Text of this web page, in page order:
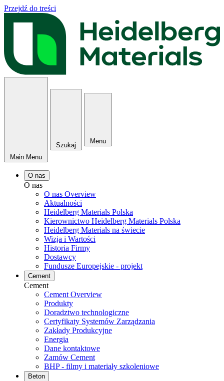
Przejdź do treści
Main Menu
Szukaj
Menu
O nas
O nas
O nas Overview
Aktualności
Heidelberg Materials Polska
Kierownictwo Heidelberg Materials Polska
Heidelberg Materials na świecie
Wizja i Wartości
Historia Firmy
Dostawcy
Fundusze Europejskie - projekt
Cement
Cement
Cement Overview
Produkty
Doradztwo technologiczne
Certyfikaty Systemów Zarządzania
Zakłady Produkcyjne
Energia
Dane kontaktowe
Zamów Cement
BHP - filmy i materiały szkoleniowe
Beton